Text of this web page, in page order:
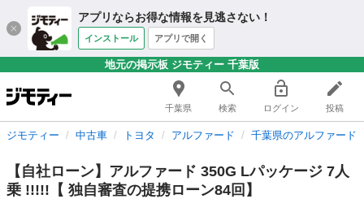
アプリならお得な情報を見逃さない！
インストール アプリで開く
地元の掲示板 ジモティー 千葉版
千葉県 検索 ログイン 投稿
ジモティー 中古車 トヨタ アルファード 千葉県のアルファード
【自社ローン】アルファード 350G Lパッケージ 7人
乗 !!!!!【 独自審査の提携ローン84回】